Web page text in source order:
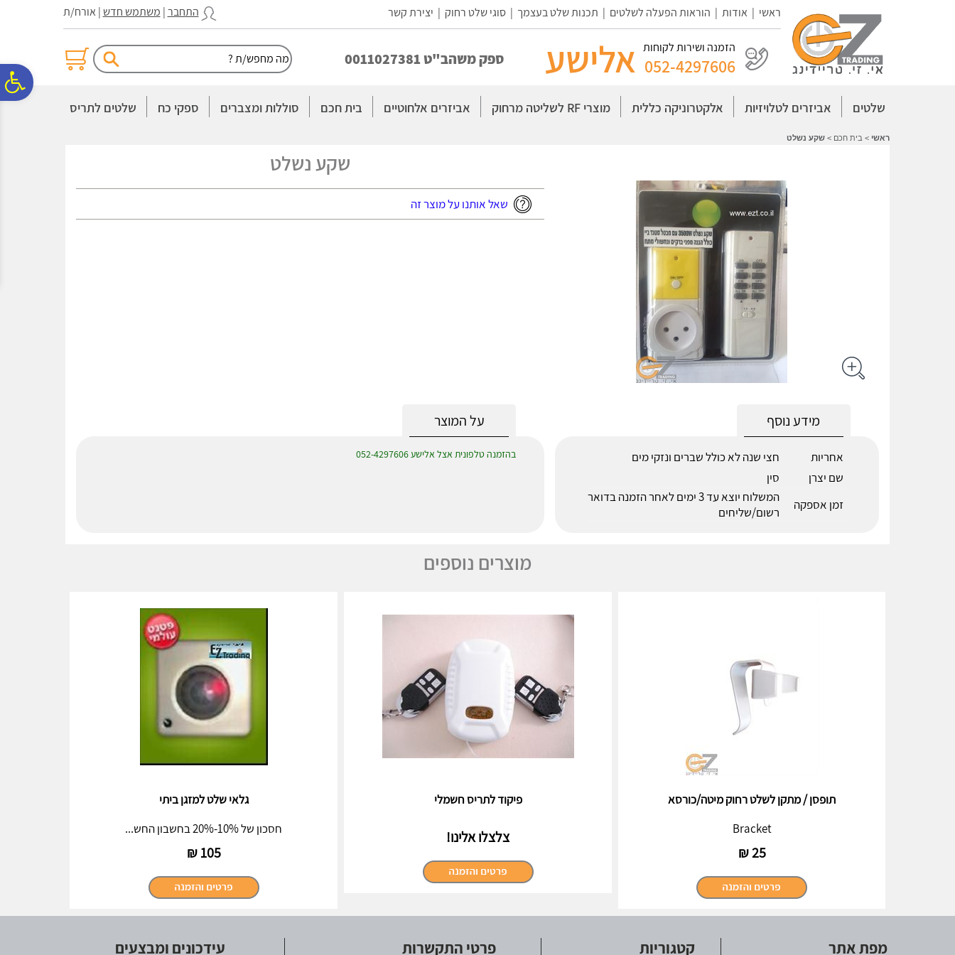
נגישות
אתר
המרכזי
ראשי | אודות | הוראות הפעלה לשלטים | תכנות שלט בעצמך |סוגי שלט רחוק | יצירת קשר התחבר| משתמש חדש| אורח/ת
הזמנה ושירות לקוחות
052-4297606 אלישע ספק משהב"ט 0011027381
שלטים אביזרים לטלויזיות אלקטרוניקה כללית מוצרי RF לשליטה מרחוק אביזרים אלחוטיים בית חכם סוללות ומצברים ספקי כח שלטים לתריס
ראשי > בית חכם > שקע נשלט
שקע נשלט
שאל אותנו על מוצר זה
על המוצר
בהזמנה טלפונית אצל אלישע 052-4297606
מידע נוסף
אחריות
חצי שנה לא כולל שברים ונזקי מים
שם יצרן
סין
זמן אספקה
המשלוח יוצא עד 3 ימים לאחר הזמנה בדואר
רשום/שליחים
מוצרים נוספים
תופסן / מתקן לשלט רחוק מיטה/כורסא
Bracket
25
₪
פיקוד לתריס חשמלי
צלצלו אלינו!
גלאי שלט למזגן ביתי
חסכון של 10%-20% בחשבון החש...
105
₪
מפת אתר קטגוריות פרטי התקשרות עידכונים ומבצעים